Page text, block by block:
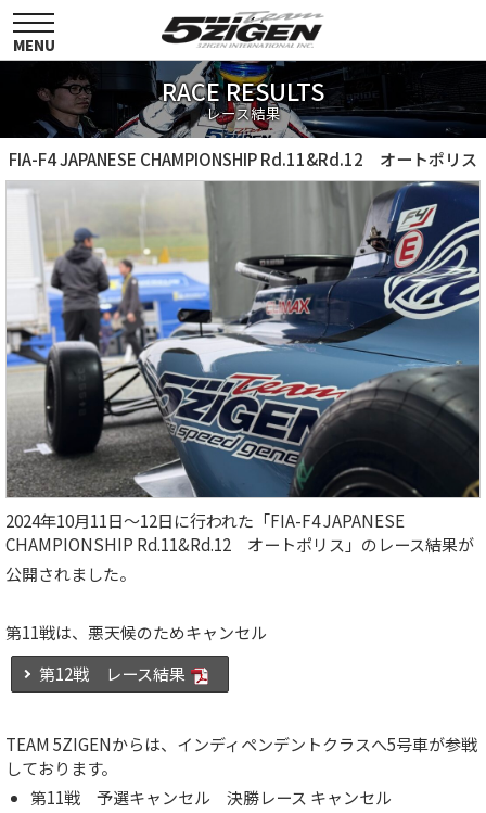
toggle
navigation
MENU
RACE RESULTS
レース結果
FIA-F4 JAPANESE CHAMPIONSHIP Rd.11&Rd.12 オートポリス
2024年10月11日～12日に行われた「FIA-F4 JAPANESE
CHAMPIONSHIP Rd.11&Rd.12 オートポリス」のレース結果が
公開されました。
第11戦は、悪天候のためキャンセル
第12戦 レース結果
TEAM 5ZIGENからは、インディペンデントクラスへ5号車が参戦
しております。
第11戦 予選キャンセル 決勝レース キャンセル